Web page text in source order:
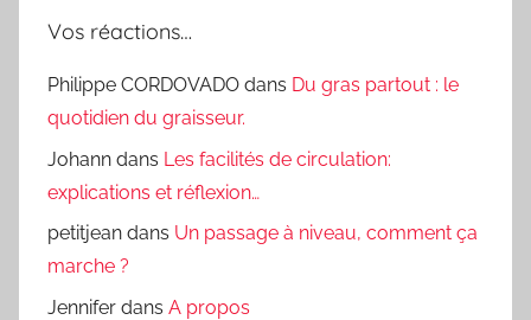
Vos réactions…
Philippe CORDOVADO dans Du gras partout : le
quotidien du graisseur.
Johann dans Les facilités de circulation:
explications et réflexion…
petitjean dans Un passage à niveau, comment ça
marche ?
Jennifer dans A propos